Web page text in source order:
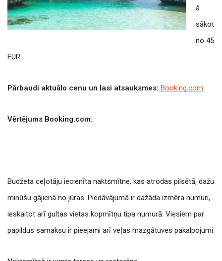
ā
sākot
no 45
EUR.
Pārbaudi aktuālo cenu un lasi atsauksmes: Booking.com
Vērtējums Booking.com:
Budžeta ceļotāju iecienīta naktsmītne, kas atrodas pilsētā, dažu
minūšu gājienā no jūras. Piedāvājumā ir dažāda izmēra numuri,
ieskaitot arī gultas vietas kopmītņu tipa numurā. Viesiem par
papildus samaksu ir pieejami arī veļas mazgātuves pakalpojumi.